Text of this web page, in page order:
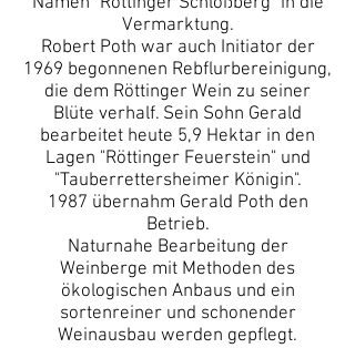
Vermarktung.
Robert Poth war auch Initiator der
1969 begonnenen Rebflurbereinigung,
die dem Röttinger Wein zu seiner
Blüte verhalf. Sein Sohn Gerald
bearbeitet heute 5,9 Hektar in den
Lagen "Röttinger Feuerstein" und
"Tauberrettersheimer Königin".
1987 übernahm Gerald Poth den
Betrieb.
Naturnahe Bearbeitung der
Weinberge mit Methoden des
ökologischen Anbaus und ein
sortenreiner und schonender
Weinausbau werden gepflegt.